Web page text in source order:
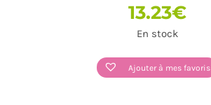
13.23€
En stock
Ajouter à mes favoris